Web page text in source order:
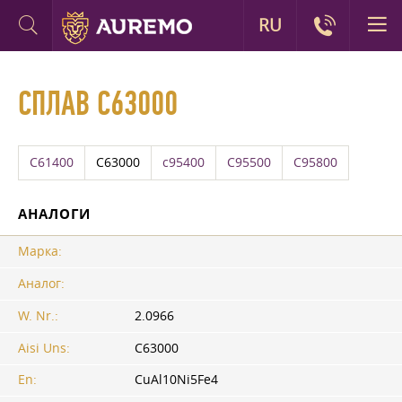
СПЛАВ C63000
C61400 C63000 c95400 C95500 C95800
АНАЛОГИ
Марка:
Аналог:
W. Nr.:
2.0966
Aisi Uns:
C63000
En:
CuAl10Ni5Fe4
RU